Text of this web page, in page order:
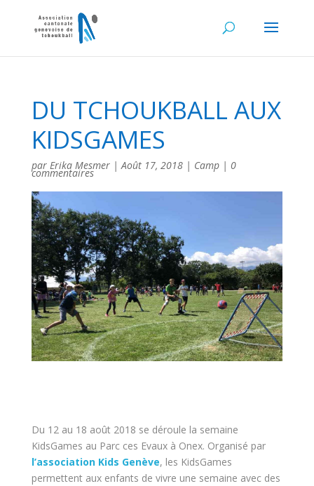
DU TCHOUKBALL AUX
KIDSGAMES
par Erika Mesmer|Août 17, 2018| Camp| 0
commentaires
Du 12 au 18 août 2018 se déroule la semaine
KidsGames au Parc ces Evaux à Onex. Organisé par
l’association Kids Genève, les KidsGames
permettent aux enfants de vivre une semaine avec des